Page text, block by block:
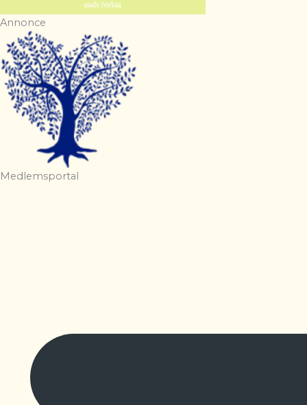
Annonce
Medlemsportal